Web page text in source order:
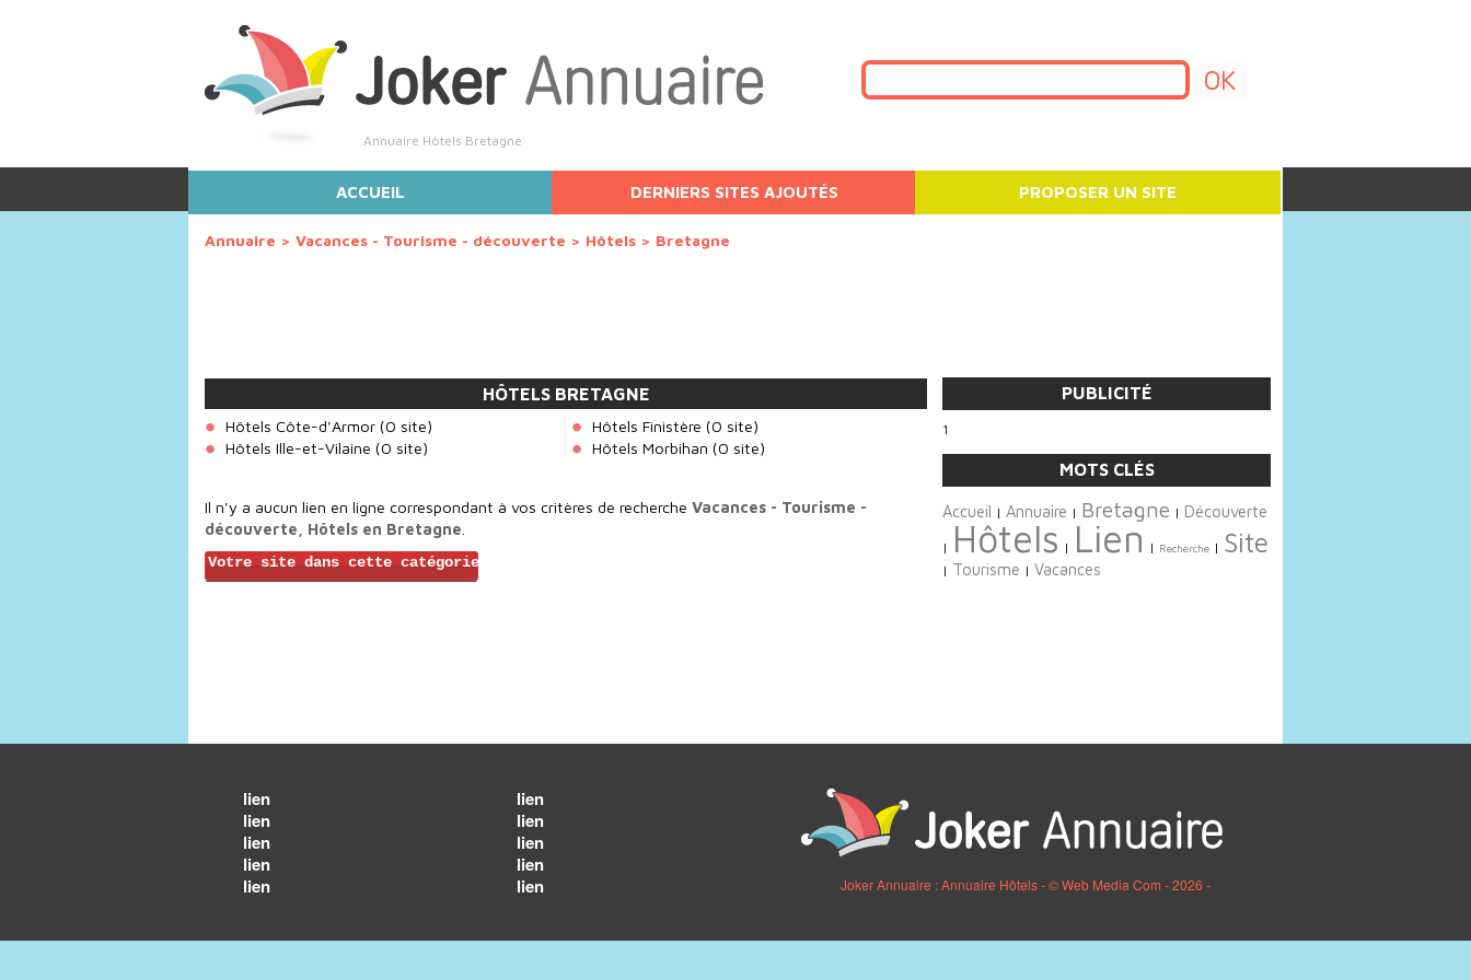
Annuaire Hôtels Bretagne
HÔTELS BRETAGNE
ACCUEIL DERNIERS SITES AJOUTÉS PROPOSER UN SITE
Annuaire > Vacances - Tourisme - découverte > Hôtels > Bretagne
Hôtels Côte-d'Armor (0 site) Hôtels Finistère (0 site)
Hôtels Ille-et-Vilaine (0 site) Hôtels Morbihan (0 site)
Il n'y a aucun lien en ligne correspondant à vos critères de recherche Vacances - Tourisme -
découverte, Hôtels en Bretagne
Votre site dans cette catégorie
PUBLICITÉ
1
MOTS CLÉS
Accueil | Annuaire | Bretagne | Découverte
| Hôtels | Lien | Recherche | Site
| Tourisme | Vacances
lien
lien
lien
lien
lien
lien
lien
lien
lien
lien
Joker Annuaire : Annuaire Hôtels - © Web Media Com - 2026 -